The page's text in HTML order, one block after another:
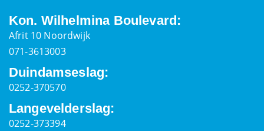
Kon. Wilhelmina Boulevard:
Afrit 10 Noordwijk
071-3613003
Duindamseslag:
0252-370570
Langevelderslag:
0252-373394